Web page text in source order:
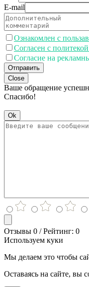
E-mail
Ознакомлен с
Согласен с
Согласие на
Отправить
Close
Ваше обращение
Спасибо!
Ok
Отзывы 0 / Рейтинг: 0
Используем куки
Мы делаем это чтобы
Оставаясь на сайте, вы